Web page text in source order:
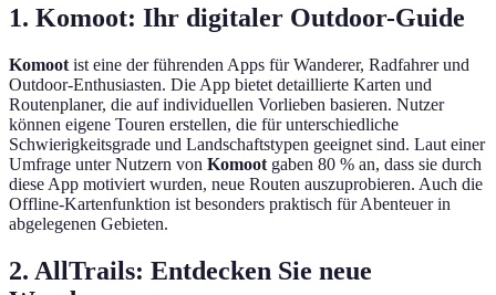
1. Komoot: Ihr digitaler Outdoor-Guide
Komoot ist eine der führenden Apps für Wanderer, Radfahrer und
Outdoor-Enthusiasten. Die App bietet detaillierte Karten und
Routenplaner, die auf individuellen Vorlieben basieren. Nutzer
können eigene Touren erstellen, die für unterschiedliche
Schwierigkeitsgrade und Landschaftstypen geeignet sind. Laut einer
Umfrage unter Nutzern von Komoot gaben 80 % an, dass sie durch
diese App motiviert wurden, neue Routen auszuprobieren. Auch die
Offline-Kartenfunktion ist besonders praktisch für Abenteuer in
abgelegenen Gebieten.
2. AllTrails: Entdecken Sie neue